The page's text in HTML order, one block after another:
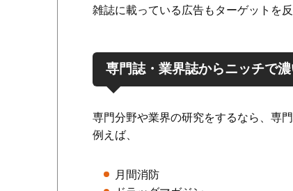
雑誌に載っている広告もターゲットを
専門誌・業界誌からニッチで
専門分野や業界の研究をするなら、専
例えば、
月間消防